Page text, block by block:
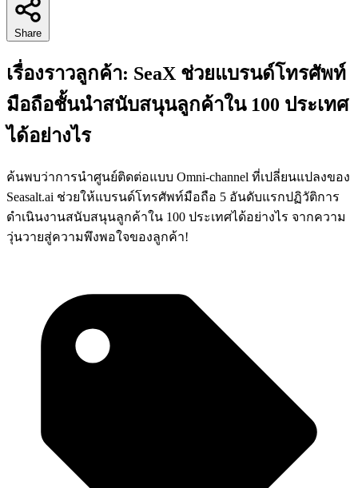
Share
เรื่องราวลูกค้า: SeaX ช่วยแบรนด์โทรศัพท์
มือถือชั้นนำสนับสนุนลูกค้าใน 100 ประเทศ
ได้อย่างไร
ค้นพบว่าการนำศูนย์ติดต่อแบบ Omni-channel ที่เปลี่ยนแปลงของ
Seasalt.ai ช่วยให้แบรนด์โทรศัพท์มือถือ 5 อันดับแรกปฏิวัติการ
ดำเนินงานสนับสนุนลูกค้าใน 100 ประเทศได้อย่างไร จากความ
วุ่นวายสู่ความพึงพอใจของลูกค้า!